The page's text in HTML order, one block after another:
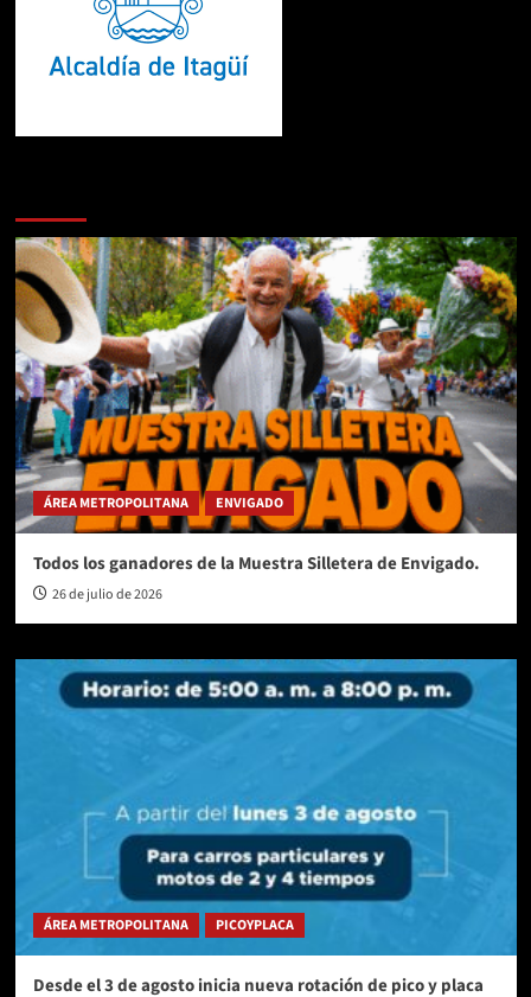
ÁREA METROPOLITANA ENVIGADO
Todos los ganadores de la Muestra Silletera de Envigado.
26 de julio de 2026
ÁREA METROPOLITANA PICOYPLACA
Desde el 3 de agosto inicia nueva rotación de pico y placa